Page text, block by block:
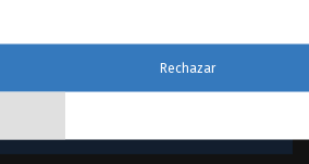
Rechazar